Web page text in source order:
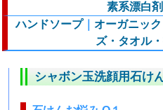
素系漂白剤
ハンドソープ｜ オーガニック
ズ・タオル
シャボン玉洗顔用石け